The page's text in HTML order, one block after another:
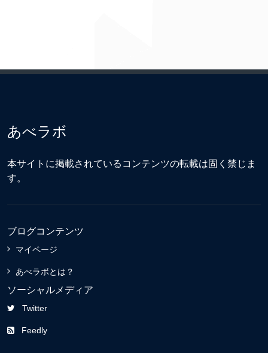
あべラボ
本サイトに掲載されているコンテンツの転載は固く禁じま
す。
ブログコンテンツ
マイページ
あべラボとは？
ソーシャルメディア
Twitter
Feedly